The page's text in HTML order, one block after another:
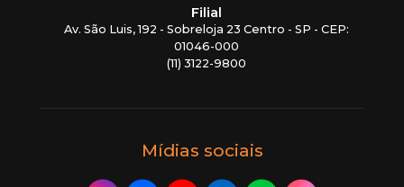
Filial
Av. São Luis, 192 - Sobreloja 23 Centro - SP - CEP:
01046-000
(11) 3122-9800
Mídias sociais